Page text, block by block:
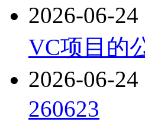
2026-06-24
VC项目的
2026-06-24
260623